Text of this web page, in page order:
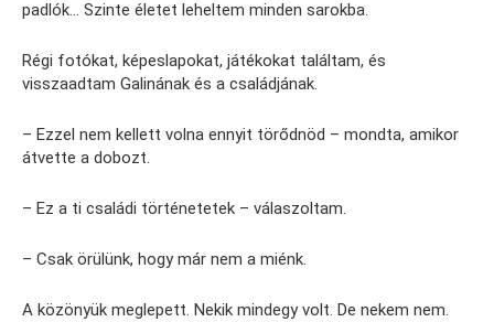
padlók… Szinte életet leheltem minden sarokba.
Régi fotókat, képeslapokat, játékokat találtam, és
visszaadtam Galinának és a családjának.
– Ezzel nem kellett volna ennyit törődnöd – mondta, amikor
átvette a dobozt.
– Ez a ti családi történetetek – válaszoltam.
– Csak örülünk, hogy már nem a miénk.
A közönyük meglepett. Nekik mindegy volt. De nekem nem.